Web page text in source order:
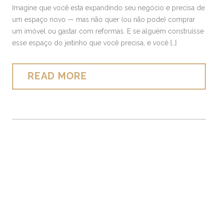
Imagine que você está expandindo seu negócio e precisa de
um espaço novo — mas não quer (ou não pode) comprar
um imóvel ou gastar com reformas. E se alguém construísse
esse espaço do jeitinho que você precisa, e você […]
READ MORE